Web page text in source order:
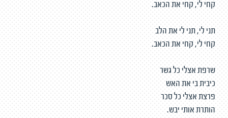
קחי לי, קחי את הכאב.
תני לי, תני לי את הלב
קחי לי, קחי את הכאב.
שרפת אצלי כל גשר
כיבית בי את האש
פרצת אצלי כל סכר
הותרת אותי יבש.